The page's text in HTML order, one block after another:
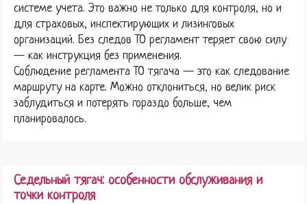
системе учета. Это важно не только для контроля, но и
для страховых, инспектирующих и лизинговых
организаций. Без следов ТО регламент теряет свою силу
— как инструкция без применения.
Соблюдение регламента ТО тягача — это как следование
маршруту на карте. Можно отклониться, но велик риск
заблудиться и потерять гораздо больше, чем
планировалось.
Седельный тягач: особенности обслуживания и
точки контроля